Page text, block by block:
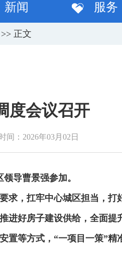
新闻 服务
>> 正文
度会议召开
间：2026年03月02日
领导曹景强参加。
求 ， 扛牢中心城区担当，打
进好房子建设供给， 全面提
置等方式， “一项目一策”精